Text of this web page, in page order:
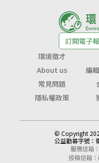
訂閱電子報
環境徵才
About us
編
常見問題
隱私權政策
© Copyright
公益勸募字號：
服務信箱：
投稿信箱：